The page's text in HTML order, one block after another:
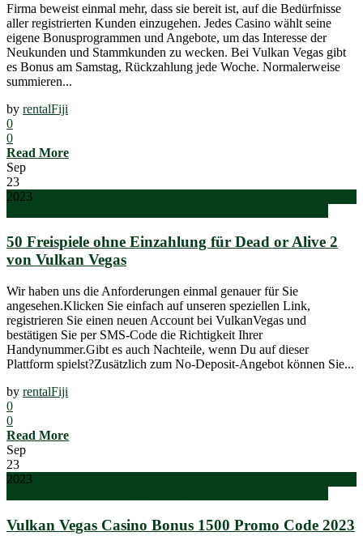
Firma beweist einmal mehr, dass sie bereit ist, auf die Bedürfnisse
aller registrierten Kunden einzugehen. Jedes Casino wählt seine
eigene Bonusprogrammen und Angebote, um das Interesse der
Neukunden und Stammkunden zu wecken. Bei Vulkan Vegas gibt
es Bonus am Samstag, Rückzahlung jede Woche. Normalerweise
summieren...
by rentalFiji
0
0
Read More
Sep
23
2023
50 Freispiele ohne Einzahlung für Dead or Alive 2
von Vulkan Vegas
Wir haben uns die Anforderungen einmal genauer für Sie
angesehen.Klicken Sie einfach auf unseren speziellen Link,
registrieren Sie einen neuen Account bei VulkanVegas und
bestätigen Sie per SMS-Code die Richtigkeit Ihrer
Handynummer.Gibt es auch Nachteile, wenn Du auf dieser
Plattform spielst?Zusätzlich zum No-Deposit-Angebot können Sie...
by rentalFiji
0
0
Read More
Sep
23
2023
Vulkan Vegas Casino Bonus 1500 Promo Code 2023